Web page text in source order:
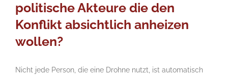
politische Akteure die den
Konflikt absichtlich anheizen
wollen?
Nicht jede Person, die eine Drohne nutzt, ist automatisch